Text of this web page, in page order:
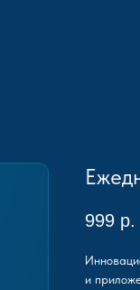
999 р.
и